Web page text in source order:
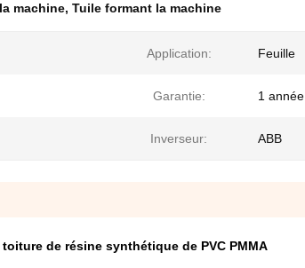
machine, Tuile formant la machine
Application: Feuille
Garantie: 1 année
Inverseur: ABB
de résine synthétique de PVC PMMA